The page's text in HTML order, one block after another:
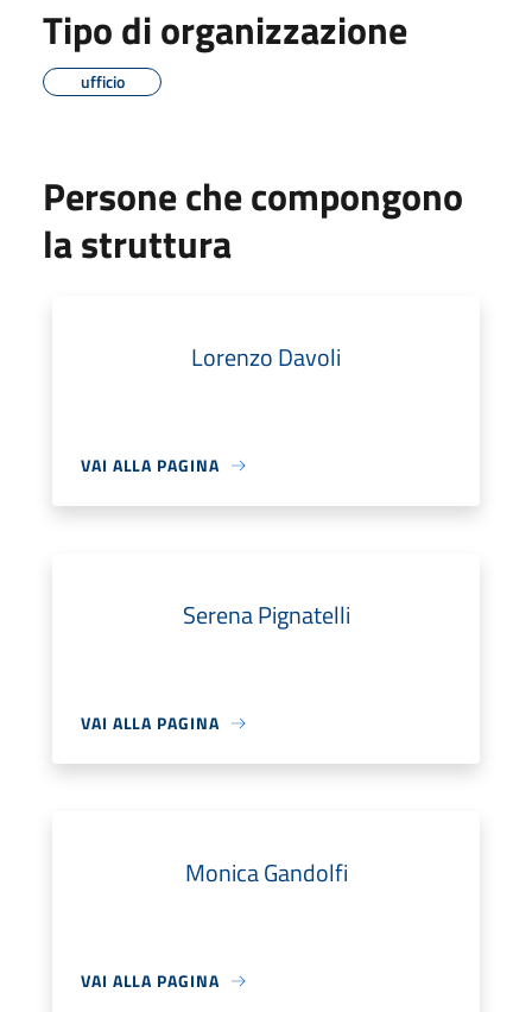
Tipo di organizzazione
ufficio
Persone che compongono
la struttura
Lorenzo Davoli
VAI ALLA PAGINA
Serena Pignatelli
VAI ALLA PAGINA
Monica Gandolfi
VAI ALLA PAGINA